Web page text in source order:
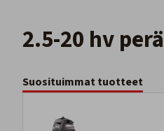
2.5-20 hv
Suosituimmat tuotteet